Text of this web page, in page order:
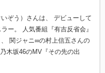
ぞう）さんは、 デビューして
ー。 人気番組『有吉反省会』
関ジャニ∞の村上信五さんの
木坂46のMV『その先の出